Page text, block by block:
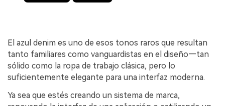
El azul denim es uno de esos tonos raros que resultan
tanto familiares como vanguardistas en el diseño—tan
sólido como la ropa de trabajo clásica, pero lo
suficientemente elegante para una interfaz moderna.
Ya sea que estés creando un sistema de marca,